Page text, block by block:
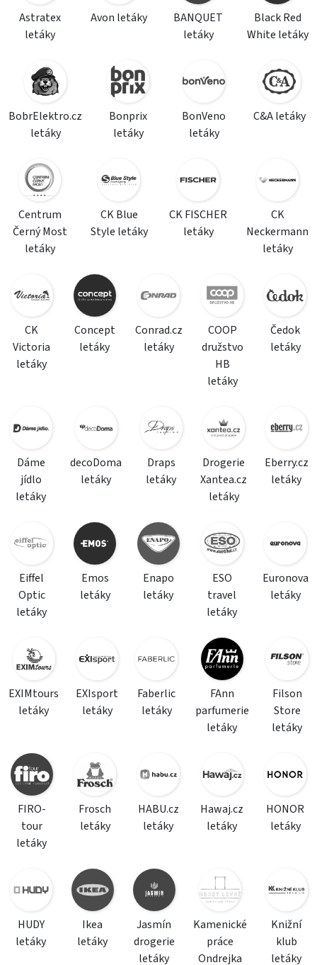
Astratex
letáky
Avon letáky
BANQUET
letáky
Black Red
White letáky
BobrElektro.cz
letáky
Bonprix
letáky
BonVeno
letáky
C&A letáky
Centrum
Černý Most
letáky
CK Blue
Style letáky
CK FISCHER
letáky
CK
Neckermann
letáky
CK
Victoria
letáky
Concept
letáky
Conrad.cz
letáky
COOP
družstvo
HB
letáky
Čedok
letáky
Dáme
jídlo
letáky
decoDoma
letáky
Draps
letáky
Drogerie
Xantea.cz
letáky
Eberry.cz
letáky
Eiffel
Optic
letáky
Emos
letáky
Enapo
letáky
ESO
travel
letáky
Euronova
letáky
EXIMtours
letáky
EXIsport
letáky
Faberlic
letáky
FAnn
parfumerie
letáky
Filson
Store
letáky
FIRO-
tour
letáky
Frosch
letáky
HABU.cz
letáky
Hawaj.cz
letáky
HONOR
letáky
HUDY
letáky
Ikea
letáky
Jasmín
drogerie
letáky
Kamenické
práce
Ondrejka
Knižní
klub
letáky